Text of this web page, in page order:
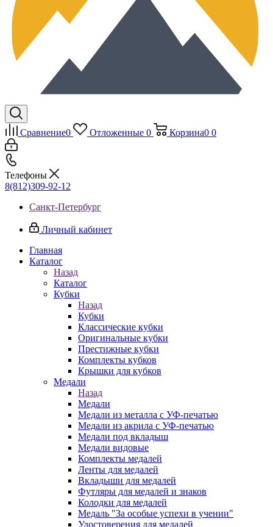
Сравнение0 Отложенные 0 Корзина0 0
Телефоны
8(812)309-92-12
Санкт-Петербург
Личный кабинет
Главная
Каталог
Назад
Каталог
Кубки
Назад
Кубки
Классические кубки
Оригинальные кубки
Престижные кубки
Комплекты кубков
Крышки для кубков
Медали
Назад
Медали
Медали из металла с УФ-печатью
Медали из акрила с УФ-печатью
Медали под вкладыш
Медали видовые
Комплекты медалей
Ленты для медалей
Вкладыши для медалей
Футляры для медалей и знаков
Колодки для медалей
Медаль "За особые успехи в учении"
Удостоверения для медалей